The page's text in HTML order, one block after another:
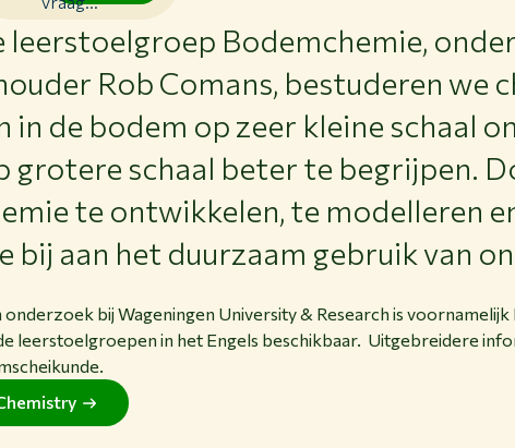
leerstoelgroep Bodemchemie,
Rob Comans, bestuderen we
in de bodem op zeer kleine schaal
grotere schaal beter te begrijpen.
te ontwikkelen, te modelleren
bij aan het duurzaam gebruik van
bij Wageningen University & Research is voornamelijk
leerstoelgroepen in het Engels beschikbaar. Uitgebreidere